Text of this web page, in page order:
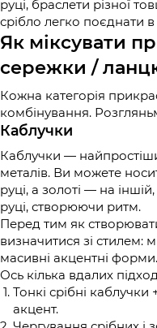
руці, браслети різної
срібло легко поєднати
Як міксувати
сережки /
Кожна категорія
комбінування.
Каблучки
Каблучки —
металів. Ви можете
руці, а золоті — на
руці, створюючи ритм.
Перед тим як
визначитися зі стилем:
масивні акцентні форми.
Ось кілька вдалих
Тонкі срібні
акцент.